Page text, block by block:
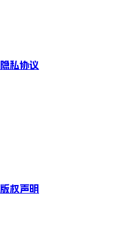
隐私协议
版权声明